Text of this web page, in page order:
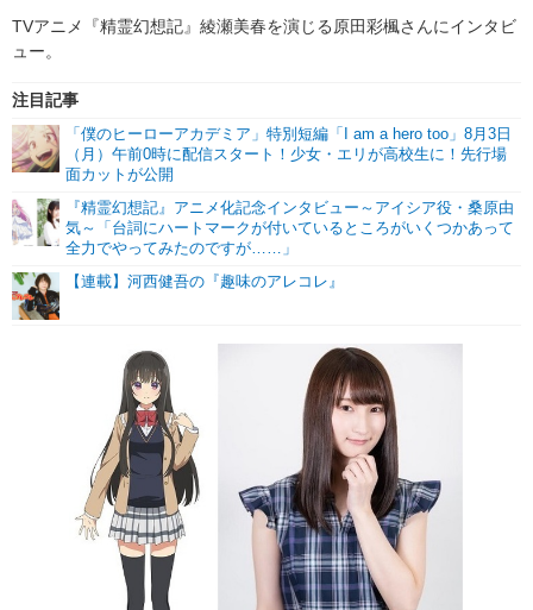
編集部ブログ・お知らせ
TVアニメ『精霊幻想記』綾瀬美春を演じる原田彩楓さんにインタビ
ュー。
注目記事
「僕のヒーローアカデミア」特別短編「I am a hero too」8月3日
（月）午前0時に配信スタート！少女・エリが高校生に！先行場
面カットが公開
『精霊幻想記』アニメ化記念インタビュー～アイシア役・桑原由
気～「台詞にハートマークが付いているところがいくつかあって
全力でやってみたのですが……」
【連載】河西健吾の『趣味のアレコレ』